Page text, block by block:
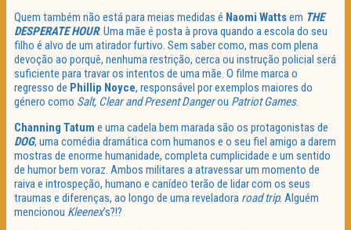
Quem também não está para meias medidas é Naomi Wattsem THE
DESPERATE HOUR. Uma mãe é posta à prova quando a escola do seu
filho é alvo de um atirador furtivo. Sem saber como, mas com plena
devoção ao porquê, nenhuma restrição, cerca ou instrução policial será
suficiente para travar os intentos de uma mãe. O filme marca o
regresso de Phillip Noyce, responsável por exemplos maiores do
género como Salt, Clear and Present Dangerou Patriot Games.
Channing Tatum e uma cadela bem marada são os protagonistas de
DOG, uma comédia dramática com humanos e o seu fiel amigo a darem
mostras de enorme humanidade, completa cumplicidade e um sentido
de humor bem voraz. Ambos militares a atravessar um momento de
raiva e introspeção, humano e canídeo terão de lidar com os seus
traumas e diferenças, ao longo de uma reveladora road trip. Alguém
mencionou Kleenex’s?!?